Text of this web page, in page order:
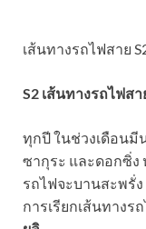
เส้นทางรถไฟสาย
S2 เส้นทางรถไฟส
ทุกปี ในช่วงเดือนมี
ซากุระ และดอกซิ่ง
รถไฟจะบานสะพรั่
การเรียกเส้นทางร